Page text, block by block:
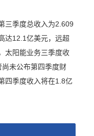
三季度总收入为2.609
达12.1亿美元，远超
太阳能业务三季度收
未公布第四季度财
四季度收入将在1.8亿